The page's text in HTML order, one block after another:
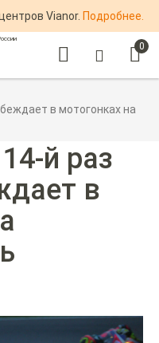
Vianor. Подробнее.
0
в мотогонках на
й раз
в